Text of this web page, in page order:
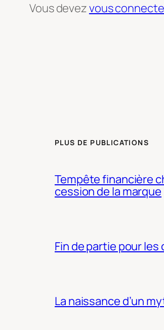
Vous devezvous
PLUS DE PUBLICATIONS
Tempête financière
cession de la marque
Fin de partie pour
La naissance d’un